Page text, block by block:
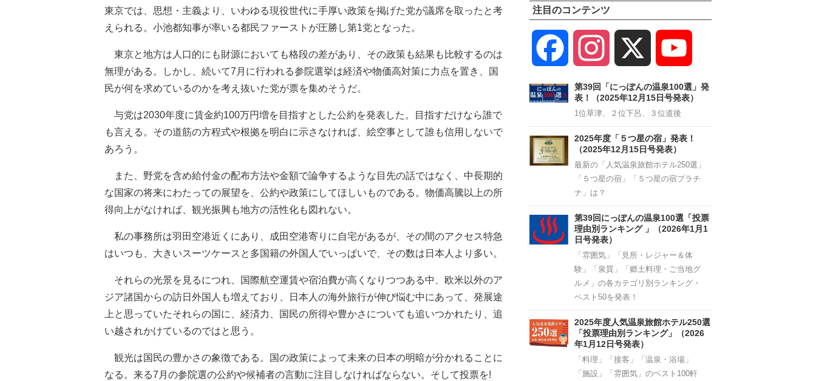
東京では、思想・主義より、いわゆる現役世代に手厚い政策を掲げた党が議席を取ったと考
えられる。小池都知事が率いる都民ファーストが圧勝し第1党となった。
東京と地方は人口的にも財源においても格段の差があり、その政策も結果も比較するのは
無理がある。しかし、続いて7月に行われる参院選挙は経済や物価高対策に力点を置き、国
民が何を求めているのかを考え抜いた党が票を集めそうだ。
与党は2030年度に賃金約100万円増を目指すとした公約を発表した。目指すだけなら誰で
も言える。その道筋の方程式や根拠を明白に示さなければ、絵空事として誰も信用しないで
あろう。
また、野党を含め給付金の配布方法や金額で論争するような目先の話ではなく、中長期的
な国家の将来にわたっての展望を、公約や政策にしてほしいものである。物価高騰以上の所
得向上がなければ、観光振興も地方の活性化も図れない。
私の事務所は羽田空港近くにあり、成田空港寄りに自宅があるが、その間のアクセス特急
はいつも、大きいスーツケースと多国籍の外国人でいっぱいで、その数は日本人より多い。
それらの光景を見るにつれ、国際航空運賃や宿泊費が高くなりつつある中、欧米以外のア
ジア諸国からの訪日外国人も増えており、日本人の海外旅行が伸び悩む中にあって、発展途
上と思っていたそれらの国に、経済力、国民の所得や豊かさについても追いつかれたり、追
い越されかけているのではと思う。
観光は国民の豊かさの象徴である。国の政策によって未来の日本の明暗が分かれることに
なる。来る7月の参院選の公約や候補者の言動に注目しなければならない。そして投票を!
注目のコンテンツ
Facebook Instagram
Channel
第39回「にっぽんの温泉100選」発
表！（2025年12月15日号発表）
1位草津、２位下呂、３位道後
2025年度「５つ星の宿」発表！
（2025年12月15日号発表）
最新の「人気温泉旅館ホテル250選」
「５つ星の宿」「５つ星の宿プラチ
ナ」は？
第39回にっぽんの温泉100選「投票
理由別ランキング 」（2026年1月1
日号発表）
「雰囲気」「見所・レジャー＆体
験」「泉質」「郷土料理・ご当地グ
ルメ」の各カテゴリ別ランキング・
ベスト50を発表！
2025年度人気温泉旅館ホテル250選
「投票理由別ランキング」（2026
年1月12日号発表）
「料理」「接客」「温泉・浴場」
「施設」「雰囲気」のベスト100軒